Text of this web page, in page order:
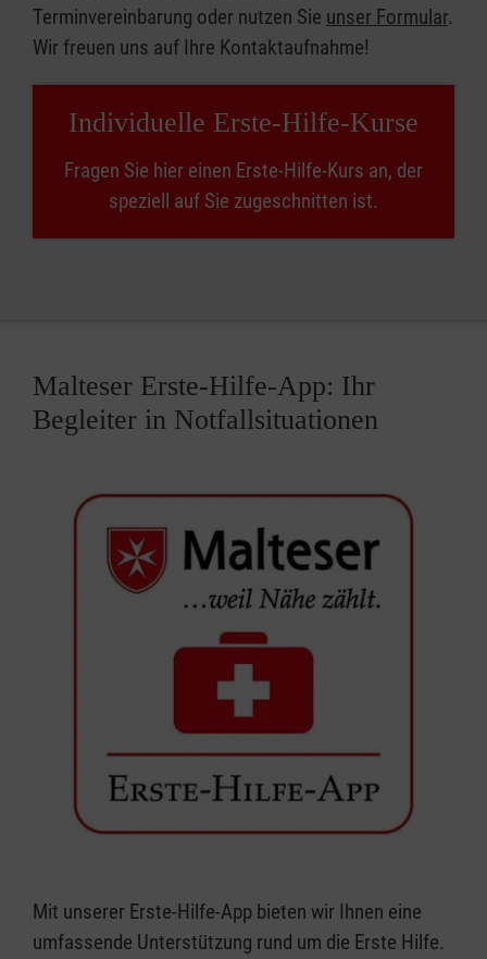
Terminvereinbarung oder nutzen Sie unser Formular.
Wir freuen uns auf Ihre Kontaktaufnahme!
Individuelle Erste-Hilfe-Kurse
Fragen Sie hier einen Erste-Hilfe-Kurs an, der
speziell auf Sie zugeschnitten ist.
Malteser Erste-Hilfe-App: Ihr
Begleiter in Notfallsituationen
Mit unserer Erste-Hilfe-App bieten wir Ihnen eine
umfassende Unterstützung rund um die Erste Hilfe.